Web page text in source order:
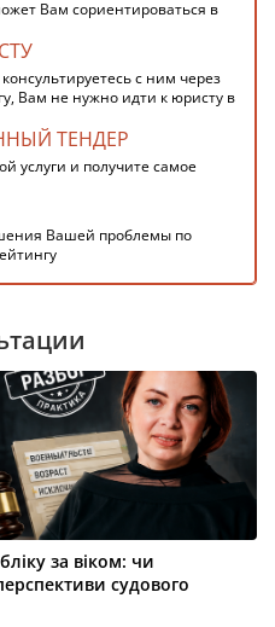
Вам сориентироваться в
с ним через
Вам не нужно идти к юристу в
ТЕНДЕР
услуги и получите самое
Вашей проблемы по
за віком: чи
судового